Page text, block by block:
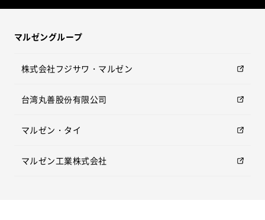
マルゼングループ
株式会社フジサワ・マルゼン
台湾丸善股份有限公司
マルゼン・タイ
マルゼン工業株式会社